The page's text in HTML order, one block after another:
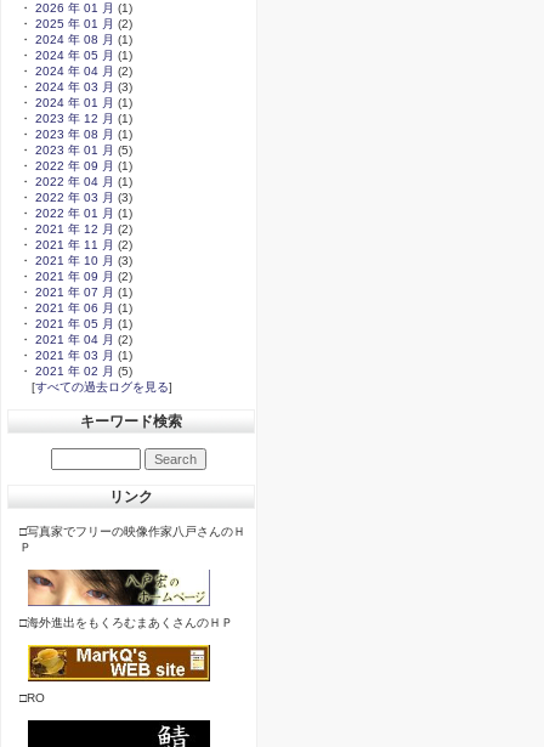
・ 2026 年 01 月 (1)
・
2025 年 01 月 (2)
・
2024 年 08 月 (1)
・
2024 年 05 月 (1)
・
2024 年 04 月 (2)
・
2024 年 03 月 (3)
・
2024 年 01 月 (1)
・
2023 年 12 月 (1)
・
2023 年 08 月 (1)
・
2023 年 01 月 (5)
・
2022 年 09 月 (1)
・
2022 年 04 月 (1)
・
2022 年 03 月 (3)
・
2022 年 01 月 (1)
・
2021 年 12 月 (2)
・
2021 年 11 月 (2)
・
2021 年 10 月 (3)
・
2021 年 09 月 (2)
・
2021 年 07 月 (1)
・
2021 年 06 月 (1)
・
2021 年 05 月 (1)
・
2021 年 04 月 (2)
・
2021 年 03 月 (1)
・
2021 年 02 月 (5)
[すべての過去ログを見る]
キーワード検索
リンク
□写真家でフリーの映像作家八戸さんのＨ
Ｐ
□海外進出をもくろむまあくさんのＨＰ
□RO